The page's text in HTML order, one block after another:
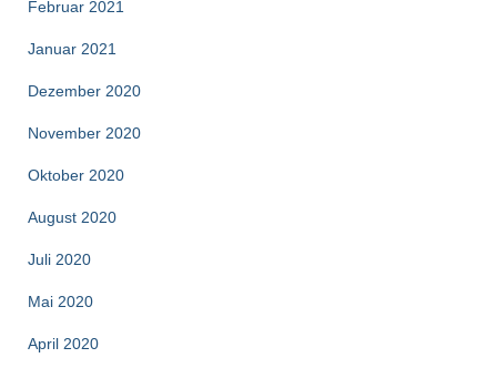
Februar 2021
Januar 2021
Dezember 2020
November 2020
Oktober 2020
August 2020
Juli 2020
Mai 2020
April 2020